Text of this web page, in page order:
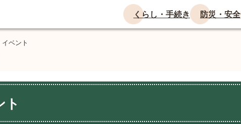
くらし・手続き 防災・安全
ベント
ト